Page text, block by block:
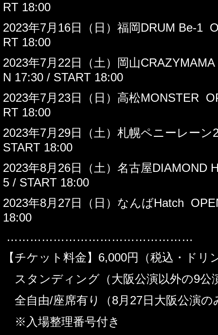
RT 18:00
2023年7月 16日（日）福岡 DRUM Be-1
RT 18:00
2023年7月 22日（土）岡山
N 17:30 / START 18:00
2023年7月 23日（日）高松MONSTER
RT 18:00
2023年7月 29日（土）札幌ペニーレーン
START 18:00
2023年8月 26日（土）名古屋DIAMOND
5 / START 18:00
2023年8月 27日（日）なんばHatch
18:00
…………………………………………
【チケット料金】 6,000円（税込・ドリ
スタンディング（大阪公演以外の9公
全自由/座席有り（8月 27日大阪公演の
※入場整理番号付き